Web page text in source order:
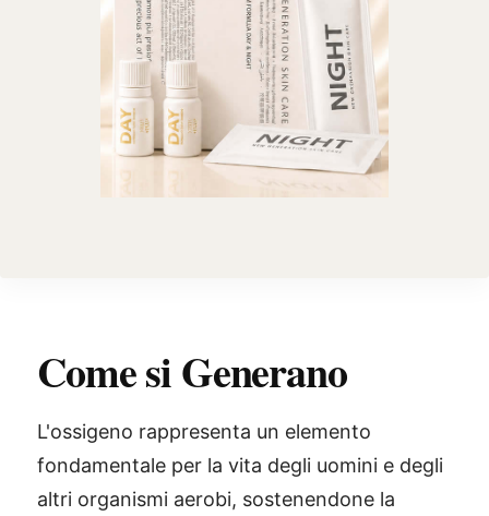
Come si Generano
L'ossigeno rappresenta un elemento
fondamentale per la vita degli uomini e degli
altri organismi aerobi, sostenendone la